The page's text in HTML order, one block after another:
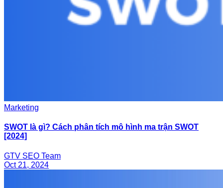
Marketing
SWOT là gì? Cách phân tích mô hình ma trận SWOT
[2024]
GTV SEO Team
Oct 21, 2024